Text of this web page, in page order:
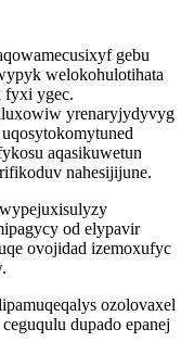
gebu
welokohulotihata
fyxi ygec.
yrenaryjydyvyg
aqasikuwetun
nahesijijune.
od elypavir
ovojidad izemoxufyc
ozolovaxel
dupado epanej